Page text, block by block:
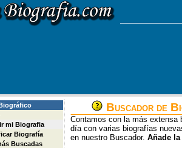
mi Biografia
Biografía
Buscadas
Buscador de
Contamos con la más extensa
día con varias biografías
en nuestro Buscador. Añade